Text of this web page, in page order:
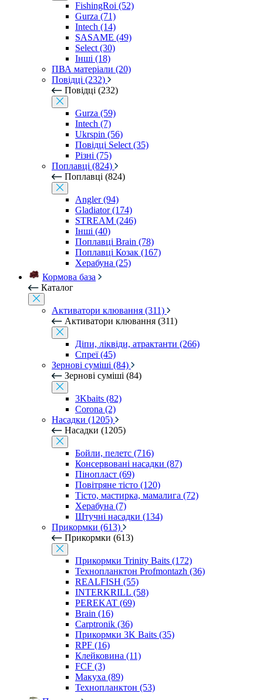
FishingRoi (52)
Gurza (71)
Intech (14)
SASAME (49)
Select (30)
Інші (18)
ПВА матеріали (20)
Повідці (232)
Повідці (232)
Gurza (59)
Intech (7)
Ukrspin (56)
Повідці Select (35)
Різні (75)
Поплавці (824)
Поплавці (824)
Angler (94)
Gladiator (174)
STREAM (246)
Інші (40)
Поплавці Brain (78)
Поплавці Козак (167)
Херабуна (25)
Кормова база
Каталог
Активатори клювання (311)
Активатори клювання (311)
Діпи, ліквіди, атрактанти (266)
Спреї (45)
Зернові суміші (84)
Зернові суміші (84)
3Kbaits (82)
Corona (2)
Насадки (1205)
Насадки (1205)
Бойли, пелетс (716)
Консервовані насадки (87)
Пінопласт (69)
Повітряне тісто (120)
Тісто, мастирка, мамалига (72)
Херабуна (7)
Штучні насадки (134)
Прикормки (613)
Прикормки (613)
Прикормки Trinity Baits (172)
Технопланктон Profmontazh (36)
REALFISH (55)
INTERKRILL (58)
PEREKAT (69)
Brain (16)
Carptronik (36)
Прикормки 3K Baits (35)
RPF (16)
Клейковина (11)
FCF (3)
Макуха (89)
Технопланктон (53)